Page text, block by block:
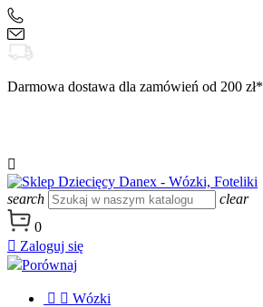
Darmowa dostawa dla zamówień od 200 zł*

search
clear
0
 Zaloguj się
Porównaj
  Wózki